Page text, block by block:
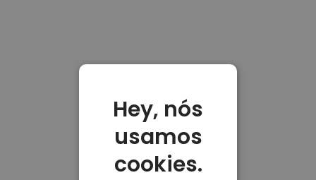
Hey, nós
usamos
cookies.